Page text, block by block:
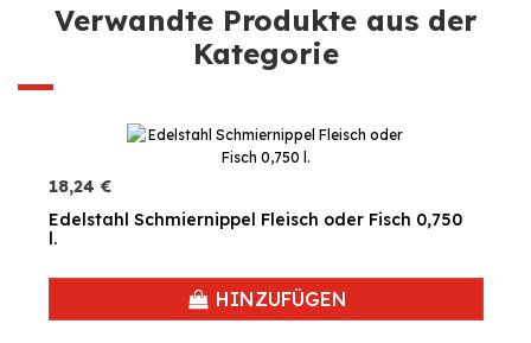
Verwandte Produkte aus der
Kategorie
18,24 €
Edelstahl Schmiernippel Fleisch oder Fisch 0,750
l.
HINZUFÜGEN